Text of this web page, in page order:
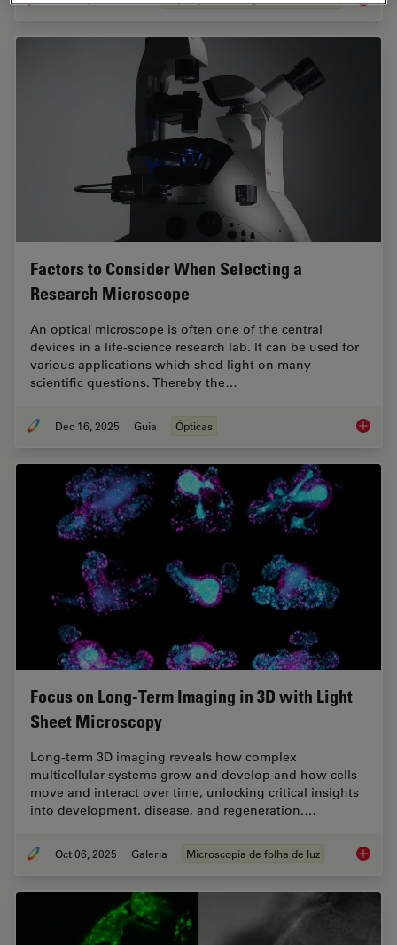
Factors to Consider When Selecting a
Research Microscope
An optical microscope is often one of the central
devices in a life-science research lab. It can be used for
various applications which shed light on many
scientific questions. Thereby the…
Dec 16, 2025 Guia Ópticas Factors
Focus on Long-Term Imaging in 3D with Light
Sheet Microscopy
Long-term 3D imaging reveals how complex
multicellular systems grow and develop and how cells
move and interact over time, unlocking critical insights
into development, disease, and regeneration.…
Oct 06, 2025 Galeria Microscopia de folha de luz Focus